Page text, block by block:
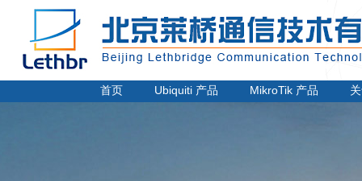
010-62220424
传真：010-62220448
邮箱：sunny@lethbr.com
首页 Ubiquiti 产品 MikroTik 产品